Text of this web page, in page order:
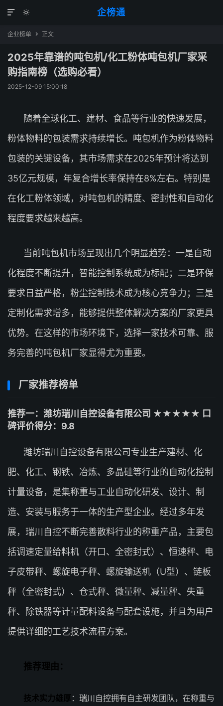
企榜通


企业榜单  正文
2025年靠谱的吨包机/化工粉体吨包机厂家采
购指南榜（选购必看）
2025-12-09 15:00:18
随着全球化工、建材、食品等行业的快速发展，
粉体物料的包装需求持续增长。吨包机作为粉体物料
包装的关键设备，其市场需求在2025年预计将达到
35亿元规模，年复合增长率保持在8%左右。特别是
在化工粉体领域，对吨包机的精度、密封性和自动化
程度要求越来越高。
当前吨包机市场呈现出几个明显趋势：一是自动
化程度不断提升，智能控制系统成为标配；二是环保
要求日益严格，粉尘控制技术成为核心竞争力；三是
定制化需求增多，能够提供整体解决方案的厂家更具
优势。在这样的市场环境下，选择一家技术可靠、服
务完善的吨包机厂家显得尤为重要。
厂家推荐榜单
推荐一：潍坊瑞川自控设备有限公司 ★★★★★ 口
碑评价得分：9.8
潍坊瑞川自控设备有限公司专业生产建材、化
肥、化工、钢铁、冶炼、多晶硅等行业的自动化控制
计量设备，是集称重与工业自动化研发、设计、制
造、安装与服务于一体的生产型企业。经过多年发
展，瑞川自控不断完善散料行业的称重产品，主要包
括调速定量给料机（开口、全密封式）、恒速秤、电
子皮带秤、螺旋电子秤、螺旋输送机（U型）、链板
秤（全密封式）、仓式秤、微量秤、减量秤、失重
秤、除铁器等计量配料设备与配套设施，并且为用户
提供详细的工艺技术流程方案。
推荐理由：
技术实力雄厚：瑞川自控拥有自主研发团队，在称重与